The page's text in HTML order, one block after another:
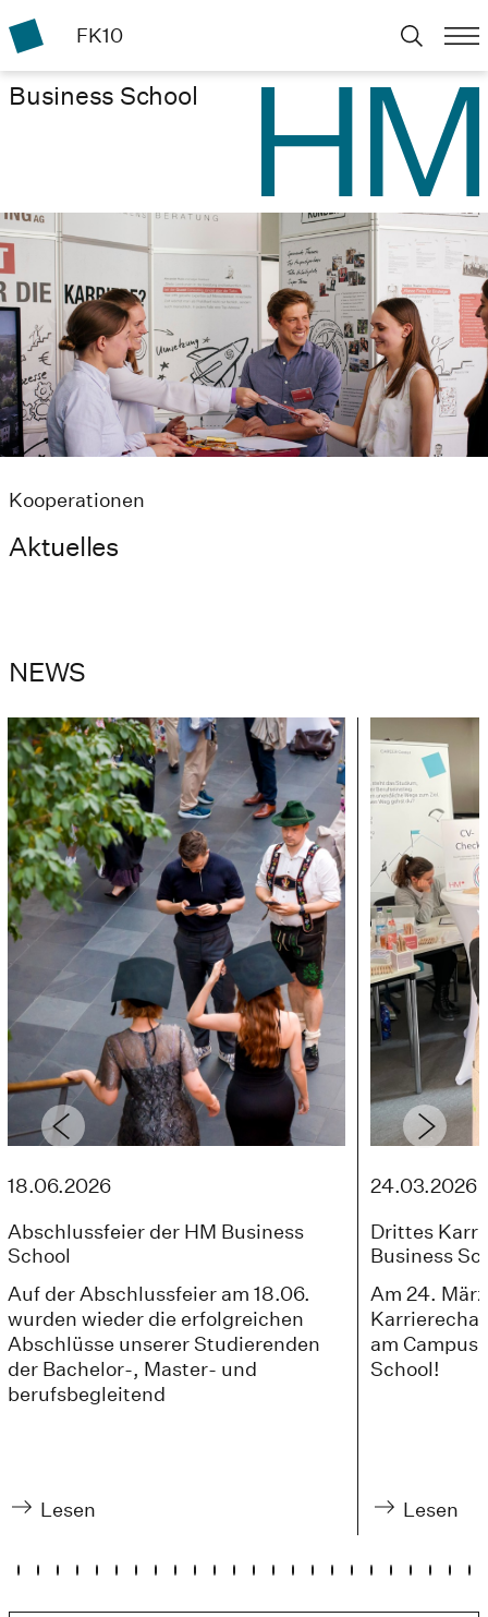
FK10
Business School
Kooperationen
Aktuelles
NEWS
18.06.2026
Abschlussfeier der HM Business
School
Auf der Abschlussfeier am 18.06.
wurden wieder die erfolgreichen
Abschlüsse unserer Studierenden
der Bachelor-, Master- und
berufsbegleitend
Lesen
24.03.2026
Drittes
Business
Am 24.
am Campus
School!
Lesen